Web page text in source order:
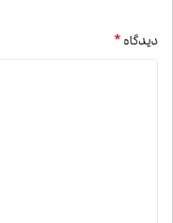
دیدگاه*